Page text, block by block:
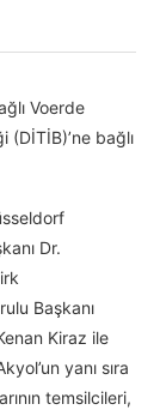
Voerde
bağlı
Dr.
Başkanı
Kiraz ile
yanı sıra
temsilcileri,